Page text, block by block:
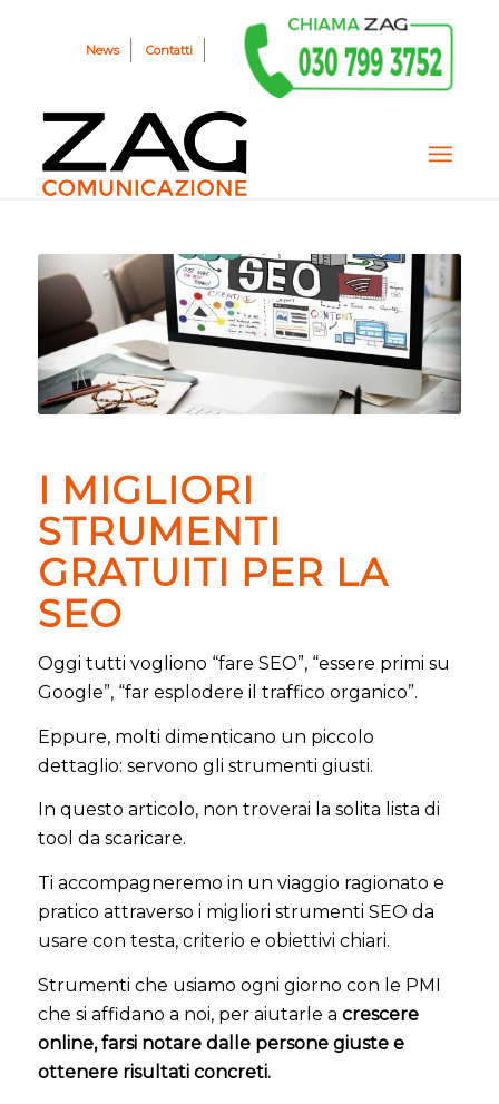
News Contatti
I MIGLIORI
STRUMENTI
GRATUITI PER LA
SEO
Oggi tutti vogliono “fare SEO”, “essere primi su
Google”, “far esplodere il traffico organico”.
Eppure, molti dimenticano un piccolo
dettaglio: servono gli strumenti giusti.
In questo articolo, non troverai la solita lista di
tool da scaricare.
Ti accompagneremo in un viaggio ragionato e
pratico attraverso i migliori strumenti SEO da
usare con testa, criterio e obiettivi chiari.
Strumenti che usiamo ogni giorno con le PMI
che si affidano a noi, per aiutarle a crescere
online, farsi notare dalle persone giuste e
ottenere risultati concreti.